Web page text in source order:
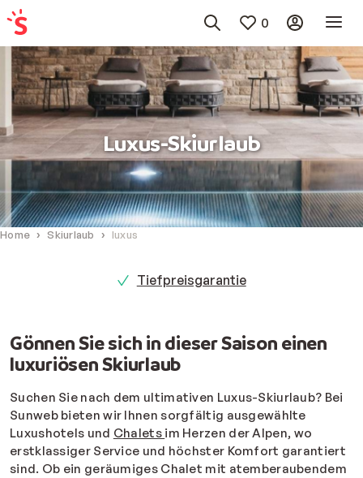
0
Luxus-Skiurlaub
Home Skiurlaub luxus
Tiefpreisgarantie
Gönnen Sie sich in dieser Saison einen
luxuriösen Skiurlaub
Suchen Sie nach dem ultimativen Luxus-Skiurlaub? Bei
Sunweb bieten wir Ihnen sorgfältig ausgewählte
Luxushotels und Chalets im Herzen der Alpen, wo
erstklassiger Service und höchster Komfort garantiert
sind. Ob ein geräumiges Chalet mit atemberaubendem